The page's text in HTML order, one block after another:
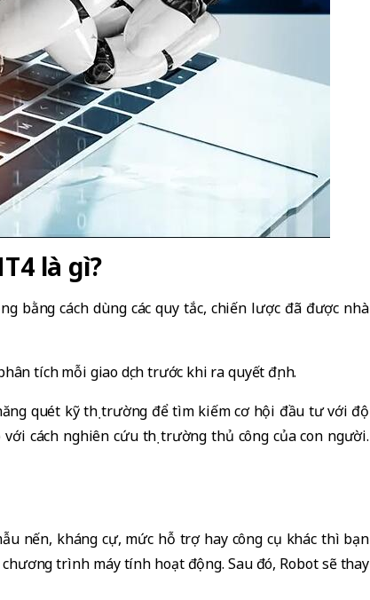
là gì?
bằng cách dùng các quy tắc, chiến lược đã được nhà
tích mỗi giao dịch trước khi ra quyết định.
quét kỹ thị trường để tìm kiếm cơ hội đầu tư với độ
cách nghiên cứu thị trường thủ công của con người.
nến, kháng cự, mức hỗ trợ hay công cụ khác thì bạn
trình máy tính hoạt động. Sau đó, Robot sẽ thay